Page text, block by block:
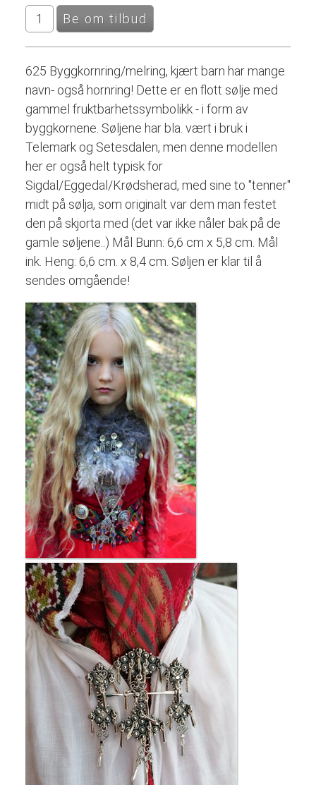
625 Byggkornring/melring, kjært barn har mange
navn- også hornring! Dette er en flott sølje med
gammel fruktbarhetssymbolikk - i form av
byggkornene. Søljene har bla. vært i bruk i
Telemark og Setesdalen, men denne modellen
her er også helt typisk for
Sigdal/Eggedal/Krødsherad, med sine to "tenner"
midt på sølja, som originalt var dem man festet
den på skjorta med (det var ikke nåler bak på de
gamle søljene..) Mål Bunn: 6,6 cm x 5,8 cm. Mål
ink. Heng: 6,6 cm. x 8,4 cm. Søljen er klar til å
sendes omgående!